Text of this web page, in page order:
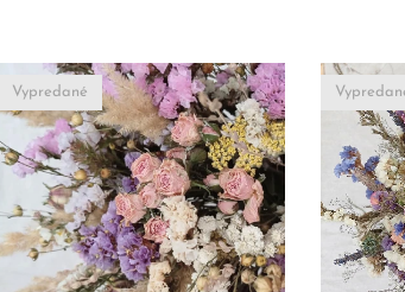
Vypredané